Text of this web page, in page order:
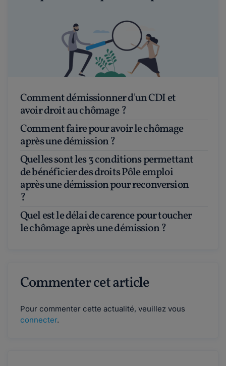
Comment démissionner d'un CDI et
avoir droit au chômage ?
Comment faire pour avoir le chômage
après une démission ?
Quelles sont les 3 conditions permettant
de bénéficier des droits Pôle emploi
après une démission pour reconversion
?
Quel est le délai de carence pour toucher
le chômage après une démission ?
Commenter cet article
Pour commenter cette actualité, veuillez vous
connecter.